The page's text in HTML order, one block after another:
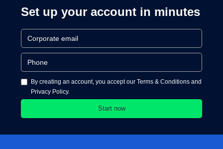
Set up your account in minutes
By creating an account, you accept our Terms & Conditions and
Privacy Policy.